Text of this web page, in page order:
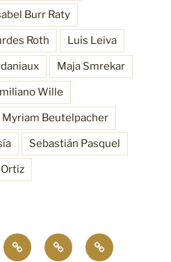
Burr Raty
Roth Luis Leiva
Maja Smrekar
Wille
Myriam Beutelpacher
Sebastián Pasquel
ProcesosFuncionesResonancia